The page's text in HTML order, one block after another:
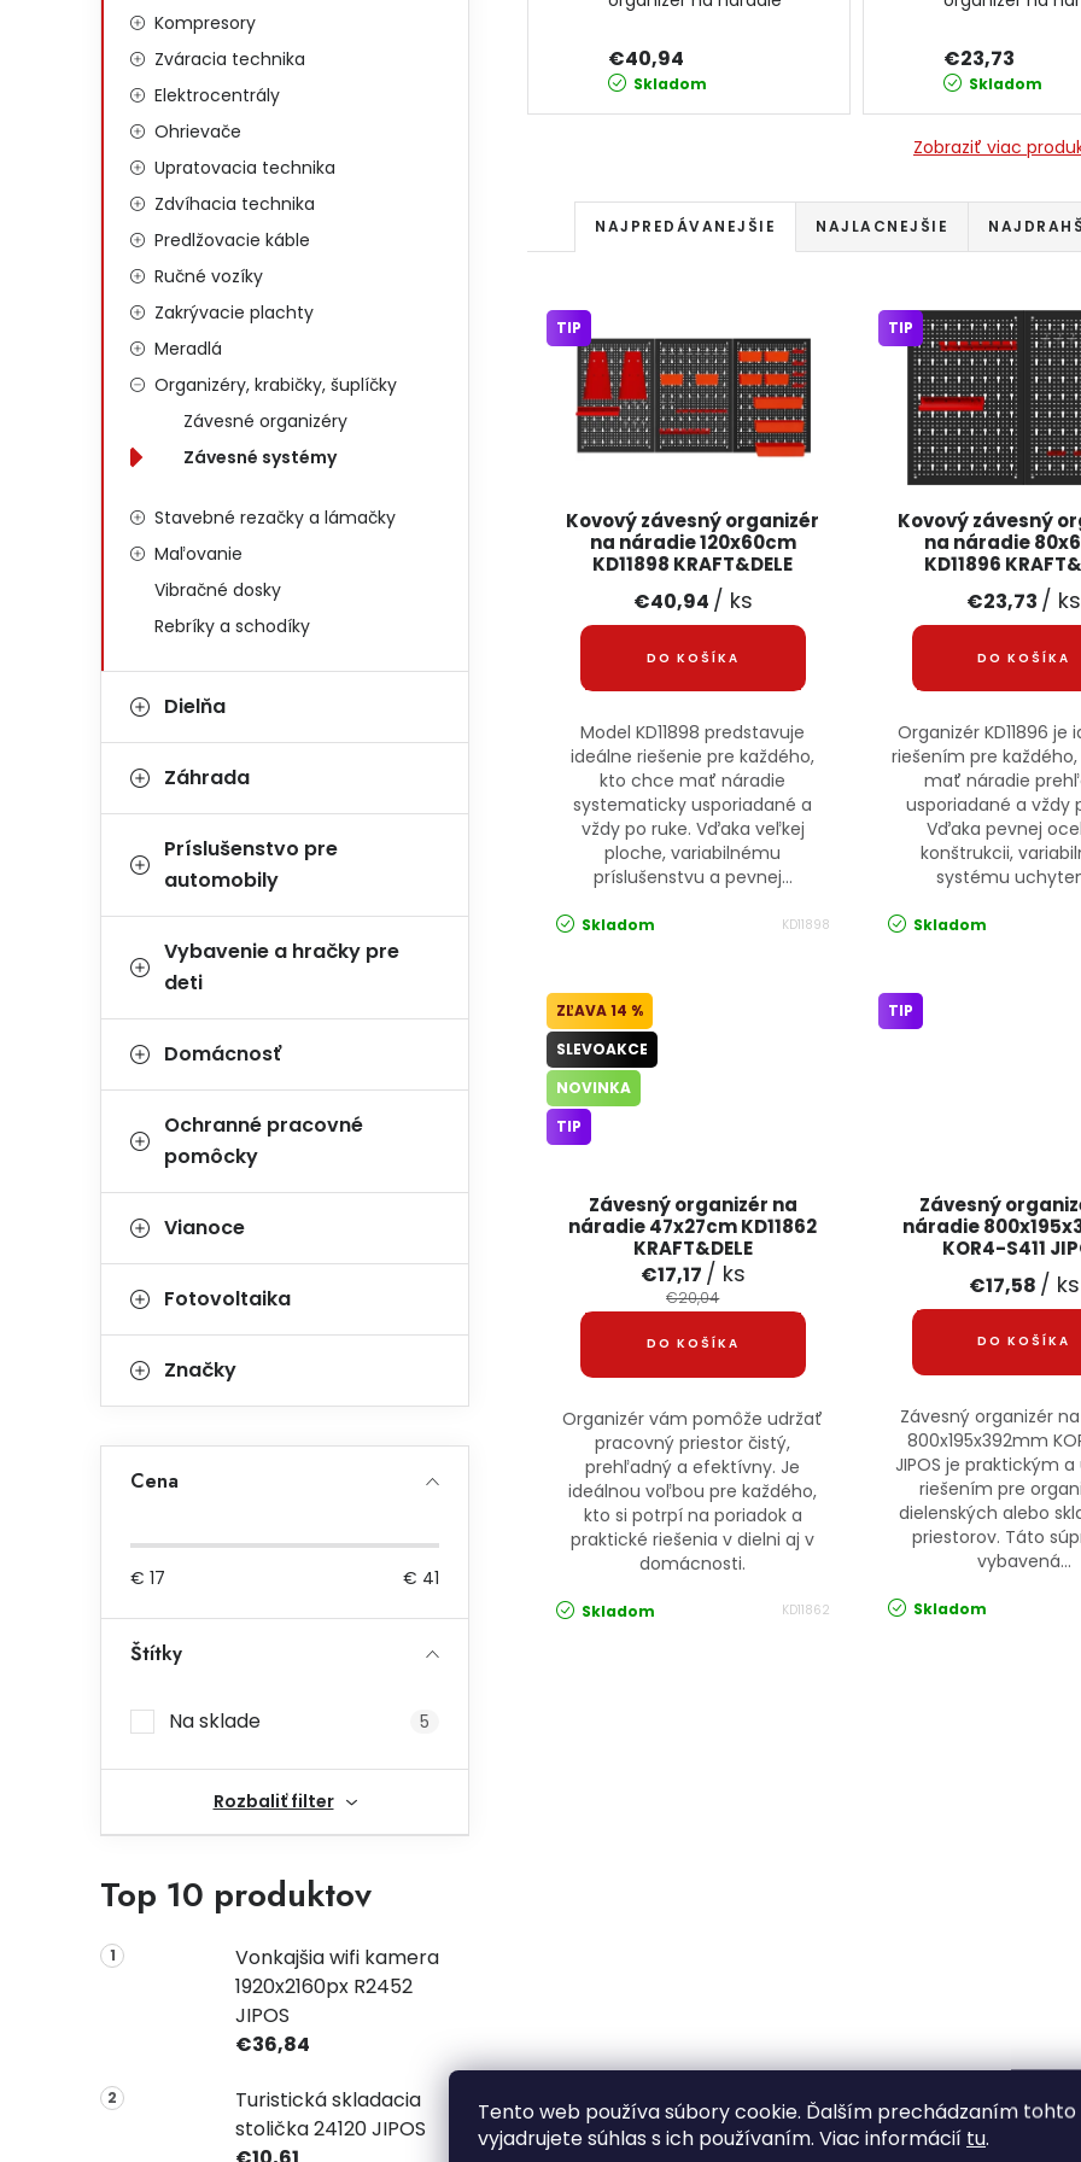
Tento web používa súbory cookie. Ďalším prechádzaním tohto
vyjadrujete súhlas s ich používaním. Viac informácií tu.
Kompresory
Zváracia technika
Elektrocentrály
Ohrievače
Upratovacia technika
Zdvíhacia technika
Predlžovacie káble
Ručné vozíky
Zakrývacie plachty
Meradlá
Organizéry, krabičky, šuplíčky
Závesné organizéry
Závesné systémy
Stavebné rezačky a lámačky
Maľovanie
Vibračné dosky
Rebríky a schodíky
Dielňa
Záhrada
Príslušenstvo pre
automobily
Vybavenie a hračky pre
deti
Domácnosť
Ochranné pracovné
pomôcky
Vianoce
Fotovoltaika
Značky
Cena
€ 17 € 41
Štítky
Na sklade 5
Rozbaliť filter
Top 10 produktov
Vonkajšia wifi kamera
1920x2160px R2452
JIPOS
€36,84
Turistická skladacia
stolička 24120 JIPOS
KRAFT&DELE
€40,94
Skladom
KRAFT&DELE
€23,73
Skladom
Zobraziť viac
Radenie produktov
NAJPREDÁVANEJŠIE NAJLACNEJŠIE
Výpis produktov
Kovový závesný organizér
na náradie 120x60cm
KD11898 KRAFT&DELE
TIP
€40,94 / ks
DO KOŠÍKA
Model KD11898 predstavuje
ideálne riešenie pre každého,
kto chce mať náradie
systematicky usporiadané a
vždy po ruke. Vďaka veľkej
ploche, variabilnému
príslušenstvu a pevnej...
Skladom KD11898
Kovový závesný
na náradie
KD11896
TIP
€23,73 / ks
DO KOŠÍKA
Organizér KD11896 je
riešením pre
mať náradie
usporiadané a vždy
Vďaka pevnej
konštrukcii,
systému
Skladom
Závesný organizér na
náradie 47x27cm KD11862
KRAFT&DELE
14 %
SLEVOAKCE
NOVINKA
TIP
€17,17 / ks
€20,04
DO KOŠÍKA
Organizér vám pomôže udržať
pracovný priestor čistý,
prehľadný a efektívny. Je
ideálnou voľbou pre každého,
kto si potrpí na poriadok a
praktické riešenia v dielni aj v
domácnosti.
Skladom KD11862
Závesný
náradie
KOR4-S411
TIP
€17,58 / ks
DO KOŠÍKA
Závesný organizér
800x195x392mm
JIPOS je praktickým
riešením pre
dielenských alebo
priestorov. Táto
vybavená...
Skladom